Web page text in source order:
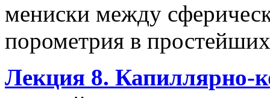
мениски между
порометрия в
Лекция 8. Капиллярно-